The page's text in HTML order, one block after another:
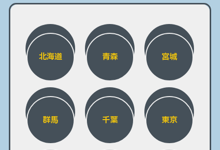
北海道 青森 宮城
群馬 千葉 東京